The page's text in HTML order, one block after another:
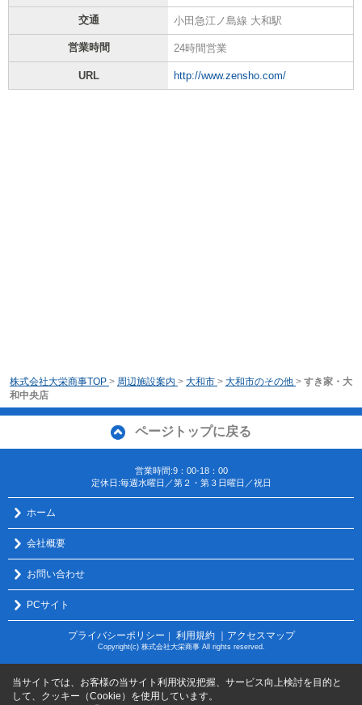
交通 小田急江ノ島線 大和駅
営業時間 24時間営業
URL http://www.zensho.com/
株式会社大栄商事TOP > 周辺施設案内 > 大和市 > 大和市のその他 > すき家・大
和中央店
ページトップに戻る
営業時間:9：00-18：00
定休日:毎週水曜日／第２・第３日曜日／祝日
ホーム
会社概要
お問い合わせ
PCサイト
プライバシーポリシー ｜ 利用規約 ｜アクセスマップ
Copyright(c) 株式会社大栄商事 All rights reserved.
当サイトでは、お客様の当サイト利用状況把握、サービス向上検討を目的と
して、クッキー（Cookie）を使用しています。